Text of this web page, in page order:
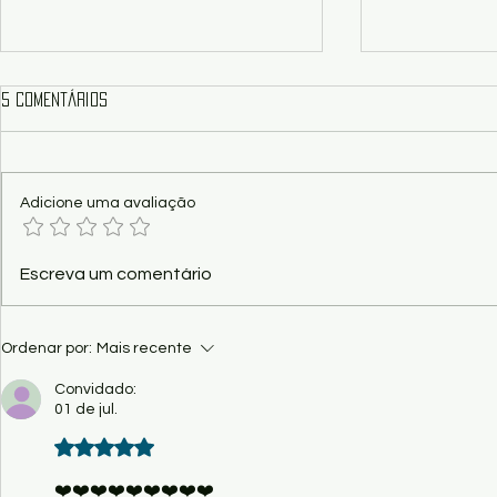
Show - "Vital – O Musical dos
Palácio Popular
5 comentários
Adicione uma avaliação
Escreva um comentário
Ordenar por: Mais recente
Convidado:
01 de jul.
Avaliado com 5 de 5 estrelas.
❤️❤️❤️❤️❤️❤️❤️❤️❤️